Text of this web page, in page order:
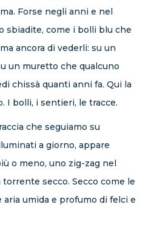
Forse negli anni e nel
sbiadite, come i bolli blu che
ancora di vederli: su un
un muretto che qualcuno
chissà quanti anni fa. Qui la
I bolli, i sentieri, le tracce.
che seguiamo su
a giorno, appare
o meno, uno zig-zag nel
secco. Secco come le
aria umida e profumo di felci e